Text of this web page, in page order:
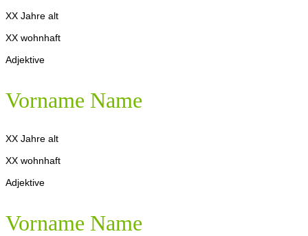
XX Jahre alt
XX wohnhaft
Adjektive
Vorname Name
XX Jahre alt
XX wohnhaft
Adjektive
Vorname Name